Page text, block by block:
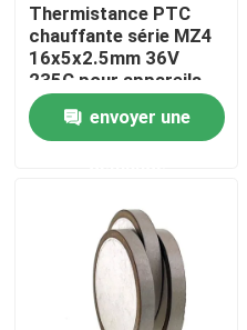
Contrôle de la qualité
Nous contacter
Les affaires
Thermistance de ptc
Thermistance PTC
chauffante série MZ4
16x5x2.5mm 36V
235C pour appareils
automobiles
envoyer une